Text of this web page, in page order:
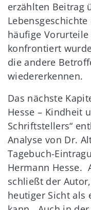
erzählten Beitrag
häufige
konfrontiert
die andere
wiedererkennen.
Das nächste
Hesse – Kindheit
Schriftstellers“
Analyse von Dr.
Tagebuch-
Hermann Hesse.
schließt der
heutiger Sicht als